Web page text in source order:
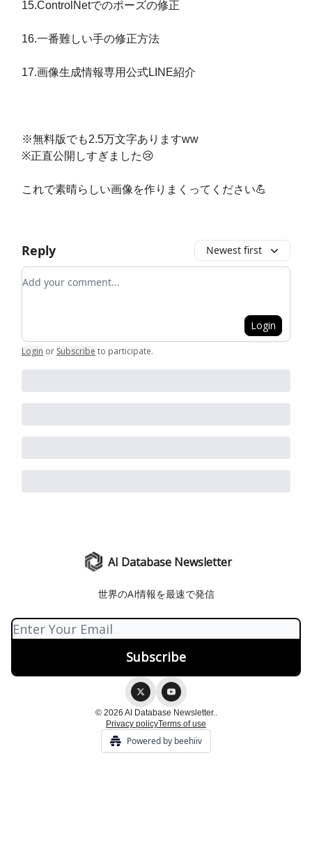
15.ControlNetでのポーズの修正
16.一番難しい手の修正方法
17.画像生成情報専用公式LINE紹介
※無料版でも2.5万文字ありますww
※正直公開しすぎました😢
これで素晴らしい画像を作りまくってください💪
Reply Newest first
Add your comment
Login
Login or Subscribe to participate.
AI Database Newsletter
世界のAI情報を最速で発信
© 2026 AI Database Newsletter..
Privacy policyTerms of use
Powered by beehiiv